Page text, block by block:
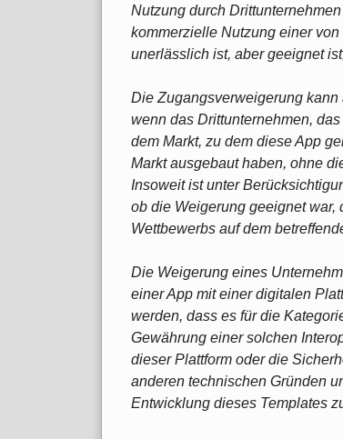
Nutzung durch
kommerzielle Nutzung einer
unerlässlich ist, aber geeignet
Die Zugangsverweigerung
wenn das Drittunternehmen,
dem Markt, zu dem diese App
Markt ausgebaut haben, ohne
Insoweit ist unter
ob die Weigerung geeignet
Wettbewerbs auf dem
Die Weigerung eines
einer App mit einer digitalen
werden, dass es für die
Gewährung einer solchen
dieser Plattform oder die
anderen technischen Gründen
Entwicklung dieses Templates